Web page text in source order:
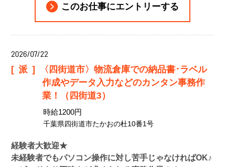
このお仕事にエントリーする
2026/07/22
[派]
〈四街道市〉物流倉庫での納品書･ラベル
作成やデータ入力などのカンタン事務作
業！（四街道3）
時給1200円
千葉県四街道市たかおの杜10番1号
経験者大歓迎★
未経験者でもパソコン操作に対し苦手じゃなければOK♪